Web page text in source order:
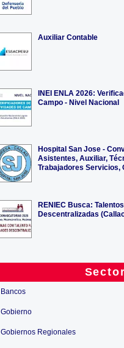
Auxiliar Contable
INEI ENLA 2026:
Campo - Nivel Nacional
Hospital San Jose -
Asistentes, Auxiliar,
Trabajadores Servicios,
RENIEC Busca:
Descentralizadas
Sector
Bancos
Gobierno
Gobiernos Regionales